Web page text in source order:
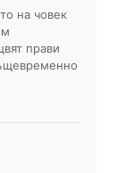
на човек
прави